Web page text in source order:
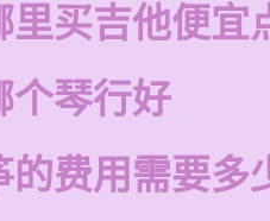
里买吉他便宜
个琴行好
的费用需要多